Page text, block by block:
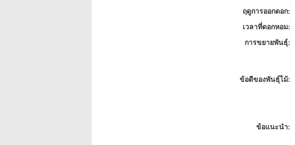
ฤดูการออกดอก:
เวลาที่ดอกหอม:
การขยายพันธุ์:
ข้อดีของพันธุ์ไม้:
ข้อแนะนำ: